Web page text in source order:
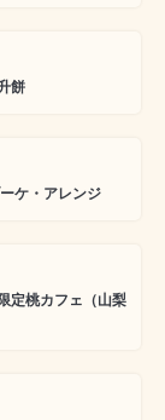
餅
ケ・アレンジ
定桃カフェ（山梨